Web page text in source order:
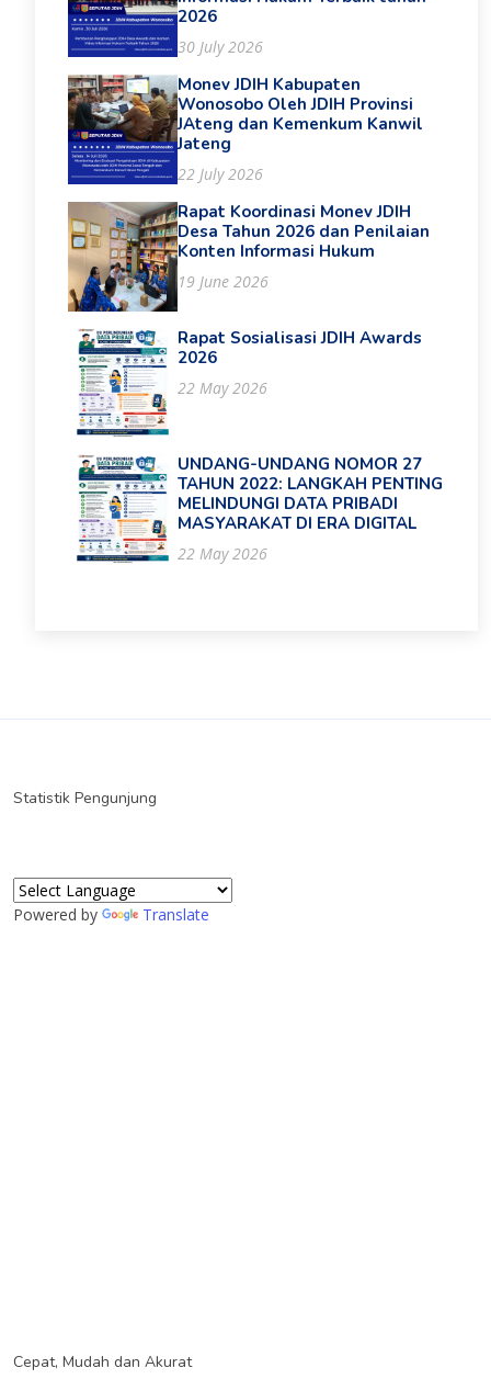
2026
30 July 2026
Monev JDIH Kabupaten
Wonosobo Oleh JDIH Provinsi
JAteng dan Kemenkum Kanwil
Jateng
22 July 2026
Rapat Koordinasi Monev JDIH
Desa Tahun 2026 dan Penilaian
Konten Informasi Hukum
19 June 2026
Rapat Sosialisasi JDIH Awards
2026
22 May 2026
UNDANG-UNDANG NOMOR 27
TAHUN 2022: LANGKAH PENTING
MELINDUNGI DATA PRIBADI
MASYARAKAT DI ERA DIGITAL
22 May 2026
Statistik Pengunjung
Powered by Translate
Cepat, Mudah dan Akurat